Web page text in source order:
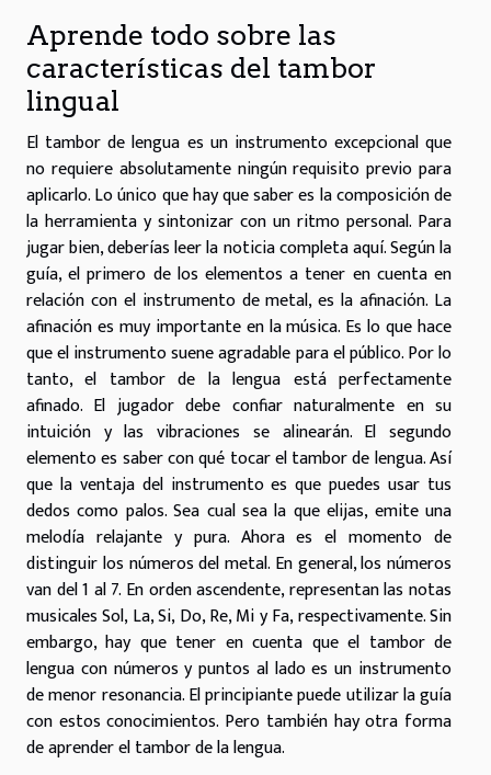
Aprende todo sobre las
características del tambor
lingual
El tambor de lengua es un instrumento excepcional que
no requiere absolutamente ningún requisito previo para
aplicarlo. Lo único que hay que saber es la composición de
la herramienta y sintonizar con un ritmo personal. Para
jugar bien, deberíasleer la noticia completa aquí. Según la
guía, el primero de los elementos a tener en cuenta en
relación con el instrumento de metal, es la afinación. La
afinación es muy importante en la música. Es lo que hace
que el instrumento suene agradable para el público. Por lo
tanto, el tambor de la lengua está perfectamente
afinado. El jugador debe confiar naturalmente en su
intuición y las vibraciones se alinearán. El segundo
elemento es saber con qué tocar el tambor de lengua. Así
que la ventaja del instrumento es que puedes usar tus
dedos como palos. Sea cual sea la que elijas, emite una
melodía relajante y pura. Ahora es el momento de
distinguir los números del metal. En general, los números
van del 1 al 7. En orden ascendente, representan las notas
musicales Sol, La, Si, Do, Re, Mi y Fa, respectivamente. Sin
embargo, hay que tener en cuenta que el tambor de
lengua con números y puntos al lado es un instrumento
de menor resonancia. El principiante puede utilizar la guía
con estos conocimientos. Pero también hay otra forma
de aprender el tambor de la lengua.